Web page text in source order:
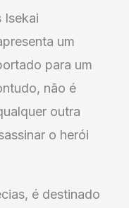
Isekai
um
para um
não é
outra
o herói
é destinado